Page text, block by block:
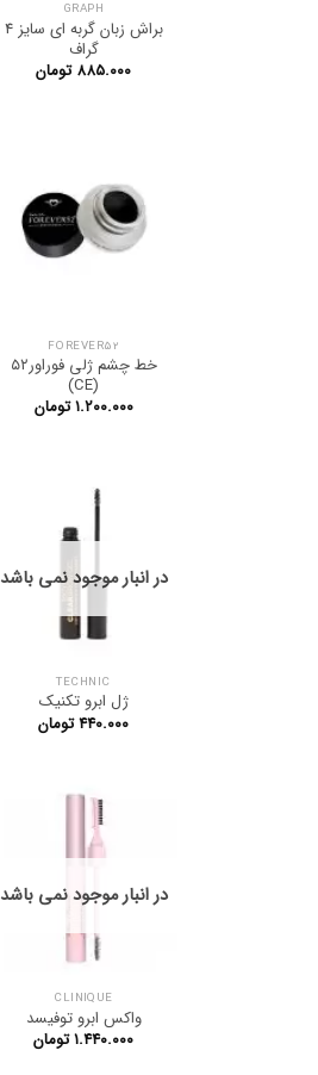
GRAPH
براش زبان گربه ای سایز 4
گراف
۸۸۵.۰۰۰ تومان
FOREVER52
خط چشم ژلی فوراور۵۲
(CE)
۱.۲۰۰.۰۰۰ تومان
در انبار موجود نمی باشد
TECHNIC
ژل ابرو تکنیک
۴۴۰.۰۰۰تومان
در انبار موجود نمی باشد
CLINIQUE
واکس ابرو توفیسد
۱.۴۴۰.۰۰۰تومان